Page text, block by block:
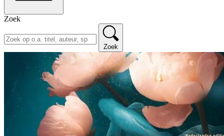
Zoek
Zoek